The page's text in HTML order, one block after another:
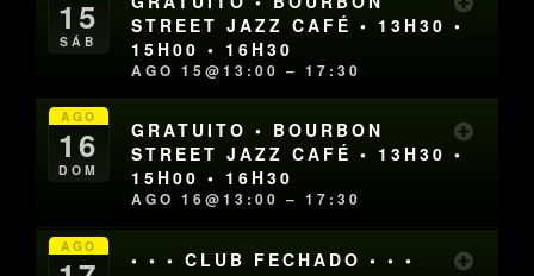
15
SÁB
STREET JAZZ CAFÉ • 13H30 •
15H00 • 16H30
AGO 15@13:00 – 17:30
AGO
16
DOM
GRATUITO • BOURBON
STREET JAZZ CAFÉ • 13H30 •
15H00 • 16H30
AGO 16@13:00 – 17:30
AGO
• • • CLUB FECHADO • • •